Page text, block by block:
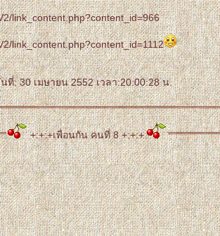
link_content.php?content_id=966
link_content.php?content_id=1112
นที่: 30 เมษายน 2552 เวลา:20:00:28 น.
+:+:+เพื่อนกัน คนที่ 8 +:+:+